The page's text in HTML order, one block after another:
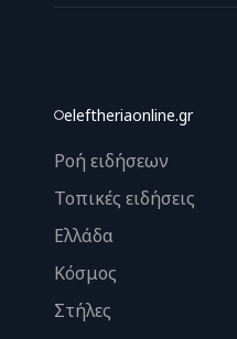
eleftheriaonline.gr
Ροή ειδήσεων
Τοπικές ειδήσεις
Ελλάδα
Κόσμος
Στήλες